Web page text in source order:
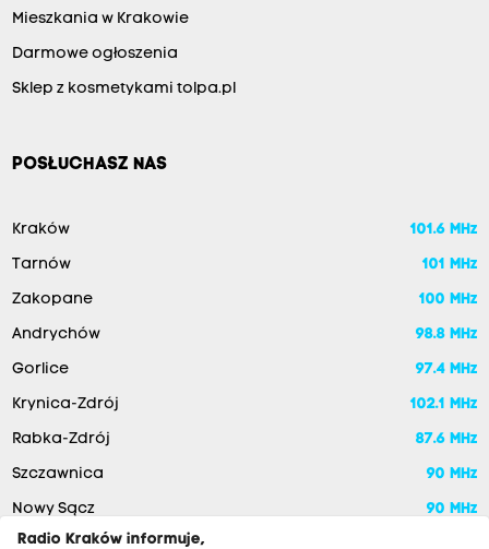
Mieszkania w Krakowie
Darmowe ogłoszenia
Sklep z kosmetykami tolpa.pl
POSŁUCHASZ NAS
Kraków 101.6 MHz
Tarnów 101 MHz
Zakopane 100 MHz
Andrychów 98.8 MHz
Gorlice 97.4 MHz
Krynica-Zdrój 102.1 MHz
Rabka-Zdrój 87.6 MHz
Szczawnica 90 MHz
Nowy Sącz
90 MHz
Radio Kraków informuje,